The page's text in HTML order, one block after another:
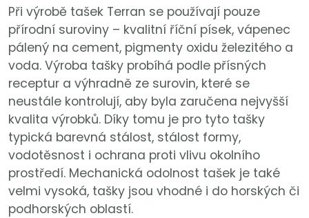
Při výrobě tašek Terran se používají pouze
přírodní suroviny – kvalitní říční písek, vápenec
pálený na cement, pigmenty oxidu železitého a
voda. Výroba tašky probíhá podle přísných
receptur a výhradně ze surovin, které se
neustále kontrolují, aby byla zaručena nejvyšší
kvalita výrobků. Díky tomu je pro tyto tašky
typická barevná stálost, stálost formy,
vodotěsnost i ochrana proti vlivu okolního
prostředí. Mechanická odolnost tašek je také
velmi vysoká, tašky jsou vhodné i do horských či
podhorských oblastí.